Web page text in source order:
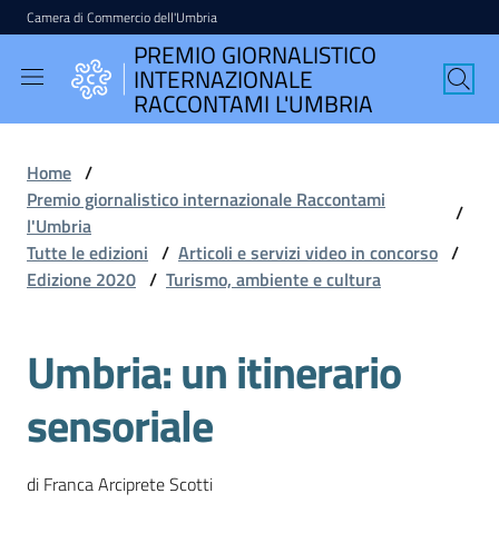
Vai al contenuto
Vai alla navigazione
Vai al footer
Camera di Commercio dell'Umbria
PREMIO GIORNALISTICO
INTERNAZIONALE
RACCONTAMI L'UMBRIA
PREMIO
GIORNALISTICO
INTERNAZIONALE
L'UMBRIA
Seguici
Home /
Premio giornalistico internazionale Raccontami
l'Umbria
/
Tutte le edizioni / Articoli e servizi video in concorso /
Edizione 2020 / Turismo, ambiente e cultura
Umbria: un itinerario
sensoriale
di Franca Arciprete Scotti